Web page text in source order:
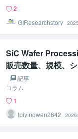
2
GIResearchstory
SiC Wafer
販売数量、規模、
ポート 2026-2032年
記事
コラム
1
lpiyingwen2642